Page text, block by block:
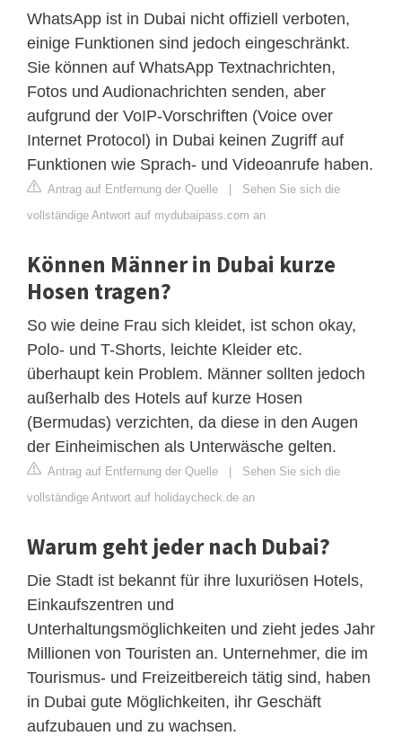
WhatsApp ist in Dubai nicht offiziell verboten,
einige Funktionen sind jedoch eingeschränkt.
Sie können auf WhatsApp Textnachrichten,
Fotos und Audionachrichten senden, aber
aufgrund der VoIP-Vorschriften (Voice over
Internet Protocol) in Dubai keinen Zugriff auf
Funktionen wie Sprach- und Videoanrufe haben.
Antrag auf Entfernung der Quelle | Sehen Sie sich die
vollständige Antwort auf mydubaipass.com an
Können Männer in Dubai kurze
Hosen tragen?
So wie deine Frau sich kleidet, ist schon okay,
Polo- und T-Shorts, leichte Kleider etc.
überhaupt kein Problem. Männer sollten jedoch
außerhalb des Hotels auf kurze Hosen
(Bermudas) verzichten, da diese in den Augen
der Einheimischen als Unterwäsche gelten.
Antrag auf Entfernung der Quelle | Sehen Sie sich die
vollständige Antwort auf holidaycheck.de an
Warum geht jeder nach Dubai?
Die Stadt ist bekannt für ihre luxuriösen Hotels,
Einkaufszentren und
Unterhaltungsmöglichkeiten und zieht jedes Jahr
Millionen von Touristen an. Unternehmer, die im
Tourismus- und Freizeitbereich tätig sind, haben
in Dubai gute Möglichkeiten, ihr Geschäft
aufzubauen und zu wachsen.